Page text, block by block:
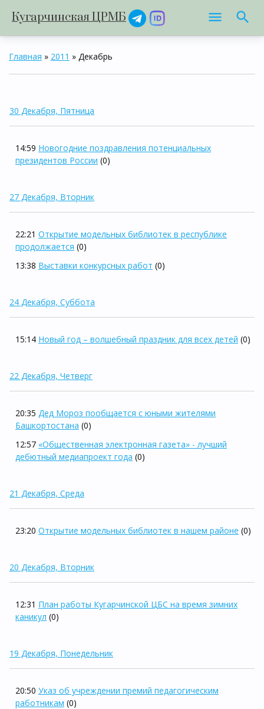
Кугарчинская ЦРМБ
Главная » 2011 » Декабрь
30 Декабря, Пятница
14:59 Новогодние поздравления потенциальных
президентов России (0)
27 Декабря, Вторник
22:21 Открытие модельных библиотек в республике
продолжается (0)
13:38 Выставки конкурсных работ (0)
24 Декабря, Суббота
15:14 Новый год – волшебный праздник для всех детей (0)
22 Декабря, Четверг
20:35 Дед Мороз пообщается с юными жителями
Башкортостана (0)
12:57 «Общественная электронная газета» - лучший
дебютный медиапроект года (0)
21 Декабря, Среда
23:20 Открытие модельных библиотек в нашем районе (0)
20 Декабря, Вторник
12:31 План работы Кугарчинской ЦБС на время зимних
каникул (0)
19 Декабря, Понедельник
20:50 Указ об учреждении премий педагогическим
работникам (0)